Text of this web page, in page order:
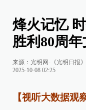
烽火记忆
胜利80周
来源： 光明网-《光明日报》
2025-10-08 02:25
【视听大数据观